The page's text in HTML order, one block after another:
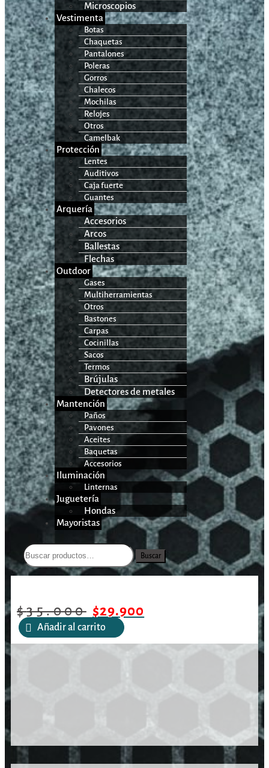
Microscopios
Vestimenta
Botas
Chaquetas
Pantalones
Poleras
Gorros
Chalecos
Mochilas
Relojes
Otros
Camelbak
Protección
Lentes
Auditivos
Caja fuerte
Guantes
Arquería
Accesorios
Arcos
Ballestas
Flechas
Outdoor
Gases
Multiherramientas
Otros
Bastones
Carpas
Cocinillas
Sacos
Termos
Brújulas
Detectores de metales
Mantención
Paños
Pavones
Aceites
Baquetas
Accesorios
Iluminación
Linternas
Juguetería
Hondas
Mayoristas
Buscar
$35.000 $29.900
Añadir al carrito